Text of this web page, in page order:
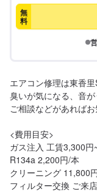
無
料
エアコン修理は東香里
臭いが気になる、音
ご相談などがあれば
<費用目安>
ガス注入 工賃3,300円
R134a 2,200円/本
クリーニング 11,800
フィルター交換 ご来